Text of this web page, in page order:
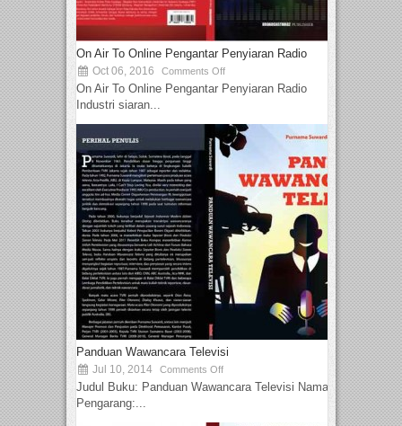
On Air To Online Pengantar Penyiaran Radio
Oct 06, 2016 Comments Off
On Air To Online Pengantar Penyiaran Radio
Industri siaran...
Panduan Wawancara Televisi
Jul 10, 2014 Comments Off
Judul Buku: Panduan Wawancara Televisi Nama
Pengarang:...